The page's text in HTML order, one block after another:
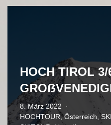
HOCH TIROL 3/
8. März 2022
HOCHTOUR,Österreich,